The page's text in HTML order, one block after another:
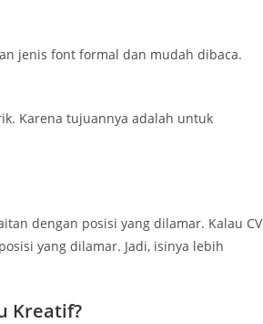
jenis font formal dan mudah dibaca.
Karena tujuannya adalah untuk
dengan posisi yang dilamar. Kalau CV
yang dilamar. Jadi, isinya lebih
Kreatif?